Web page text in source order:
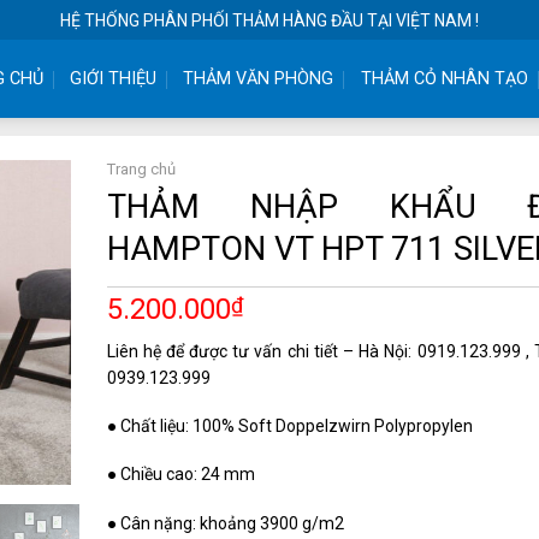
HỆ THỐNG PHÂN PHỐI THẢM HÀNG ĐẦU TẠI VIỆT NAM !
CHỦ GIỚI THIỆU THẢM VĂN PHÒNG THẢM CỎ NHÂN TẠO
Trang chủ
THẢM NHẬP KHẨU
HAMPTON VT HPT 711
5.200.000₫
Liên hệ để được tư vấn chi tiết – Hà Nội: 0919.123.999 ,
0939.123.999
● Chất liệu: 100% Soft Doppelzwirn Polypropylen
● Chiều cao: 24 mm
● Cân nặng: khoảng 3900 g/m2